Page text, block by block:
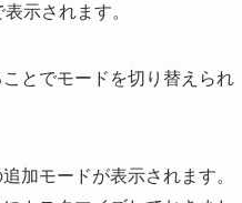
示されます。
とでモードを切り替えられ
加モードが表示されます。